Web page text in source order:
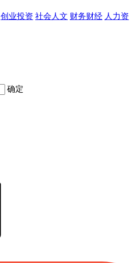
创业投资 社会人文 财务财经 人力资
确定